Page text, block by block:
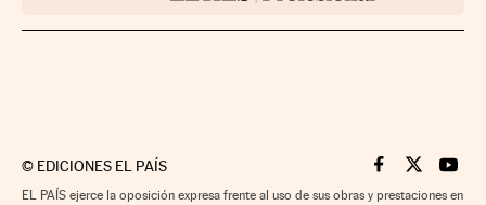
© EDICIONES EL PAÍS Cinco Días en
Cinco Días
Cinco
EL PAÍS ejerce la oposición expresa frente al uso de sus obras y prestaciones en